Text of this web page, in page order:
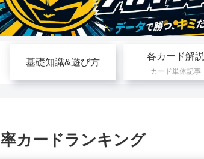
基礎知識&遊び方
各カード解説
カード単体記事
率カードランキング